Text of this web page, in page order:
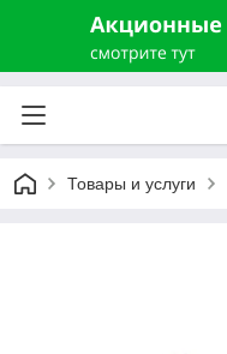
Товары и услуги